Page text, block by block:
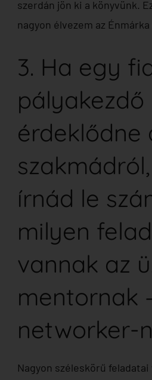
szerdán jön ki a könyvünk.
nagyon élvezem az
3. Ha egy
pályakezdő
érdeklődne
írnád le
milyen
vannak az
mentornak
networker-
Nagyon széleskörű feladatai